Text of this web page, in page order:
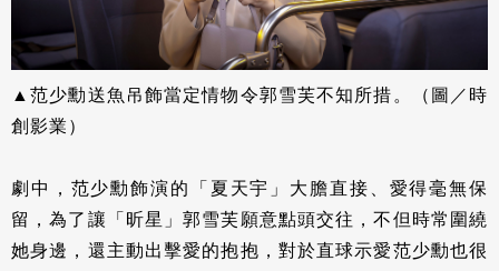
▲范少勳送魚吊飾當定情物令郭雪芙不知所措。（圖／時
創影業）
劇中，范少勳飾演的「夏天宇」大膽直接、愛得毫無保
留，為了讓「昕星」郭雪芙願意點頭交往，不但時常圍繞
她身邊，還主動出擊愛的抱抱，對於直球示愛范少勳也很